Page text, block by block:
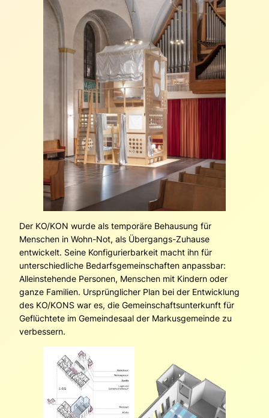
Der KO/KON wurde als temporäre Behausung für
Menschen in Wohn-Not, als Übergangs-Zuhause
entwickelt. Seine Konfigurierbarkeit macht ihn für
unterschiedliche Bedarfsgemeinschaften anpassbar:
Alleinstehende Personen, Menschen mit Kindern oder
ganze Familien. Ursprünglicher Plan bei der Entwicklung
des KO/KONS war es, die Gemeinschaftsunterkunft für
Geflüchtete im Gemeindesaal der Markusgemeinde zu
verbessern.